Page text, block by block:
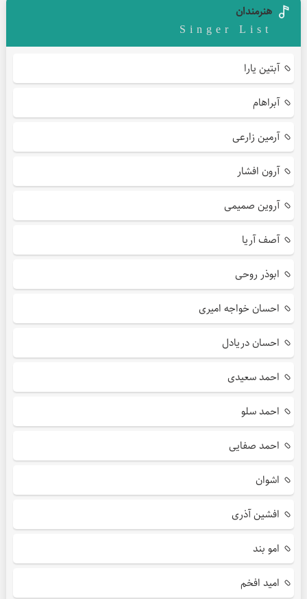
هنرمندان
Singer List
آبتین یارا
آبراهام
آرمین زارعی
آرون افشار
آروین صمیمی
آصف آریا
ابوذر روحی
احسان خواجه امیری
احسان دریادل
احمد سعیدی
احمد سلو
احمد صفایی
اشوان
افشین آذری
امو بند
امید افخم